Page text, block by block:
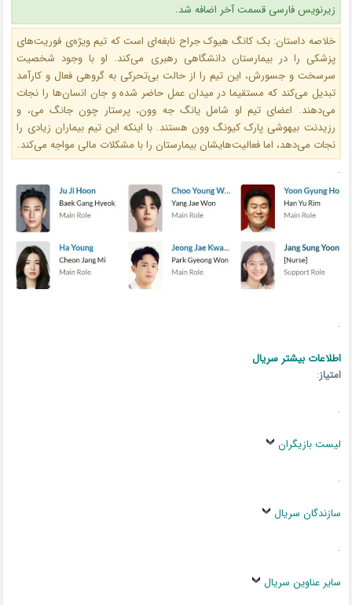
زیرنویس فارسی قسمت آخر اضافه شد.
خلاصه داستان: بک کانگ هیوک جراح نابغه‌ای است که تیم ویژه‌ی فوریت‌های
پزشکی را در بیمارستان دانشگاهی رهبری می‌کند. او با وجود شخصیت
سرسخت و جسورش، این تیم را از حالت بی‌تحرکی به گروهی فعال و کارآمد
تبدیل می‌کند که مستقیما در میدان عمل حاضر شده و جان انسان‌ها را نجات
می‌دهند. اعضای تیم او شامل یانگ جه وون، پرستار چون جانگ می، و
رزیدنت بیهوشی پارک کیونگ وون هستند. با اینکه این تیم بیماران زیادی را
نجات می‌دهد، اما فعالیت‌هایشان بیمارستان را با مشکلات مالی مواجه می‌کند.
.
.
اطلاعات بیشتر سریال
امتیاز:
.
لیست بازیگران
.
سازندگان سریال
.
سایر عناوین سریال